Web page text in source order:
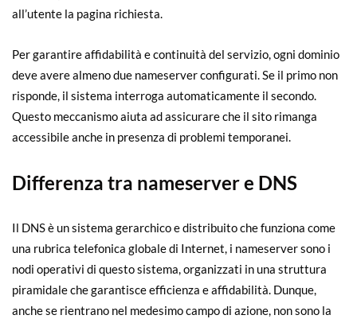
all’utente la pagina richiesta.
Per garantire affidabilità e continuità del servizio, ogni dominio
deve avere almeno due nameserver configurati. Se il primo non
risponde, il sistema interroga automaticamente il secondo.
Questo meccanismo aiuta ad assicurare che il sito rimanga
accessibile anche in presenza di problemi temporanei.
Differenza tra nameserver e DNS
Il DNS è un sistema gerarchico e distribuito che funziona come
una rubrica telefonica globale di Internet, i nameserver sono i
nodi operativi di questo sistema, organizzati in una struttura
piramidale che garantisce efficienza e affidabilità. Dunque,
anche se rientrano nel medesimo campo di azione, non sono la